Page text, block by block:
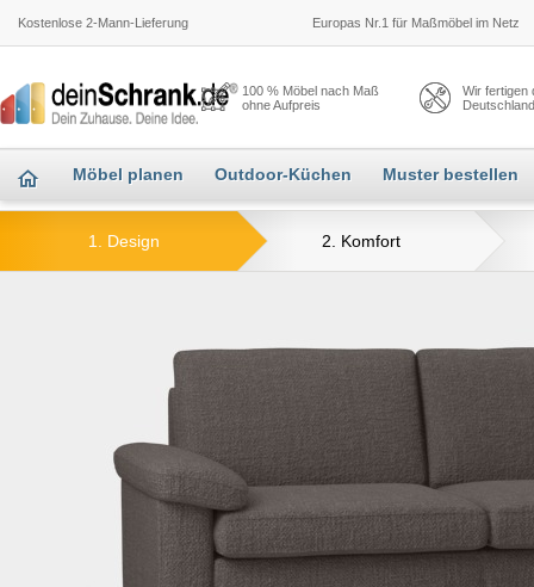
Kostenlose 2-Mann-Lieferung Europas Nr.1 für Maßmöbel im Netz
100 % Möbel nach Maß
ohne Aufpreis
Wir fertigen
Möbel planen Outdoor-Küchen Muster bestellen
2. Komfort
1. Design